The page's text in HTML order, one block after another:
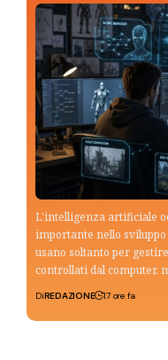
L'intelligenza artificiale
importante nello
usano soltanto per
controllati dal computer,
DiREDAZIONE 17 ore fa